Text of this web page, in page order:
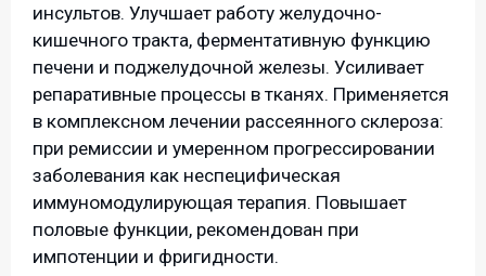
инсультов. Улучшает работу желудочно-
кишечного тракта, ферментативную функцию
печени и поджелудочной железы. Усиливает
репаративные процессы в тканях. Применяется
в комплексном лечении рассеянного склероза:
при ремиссии и умеренном прогрессировании
заболевания как неспецифическая
иммуномодулирующая терапия. Повышает
половые функции, рекомендован при
импотенции и фригидности.